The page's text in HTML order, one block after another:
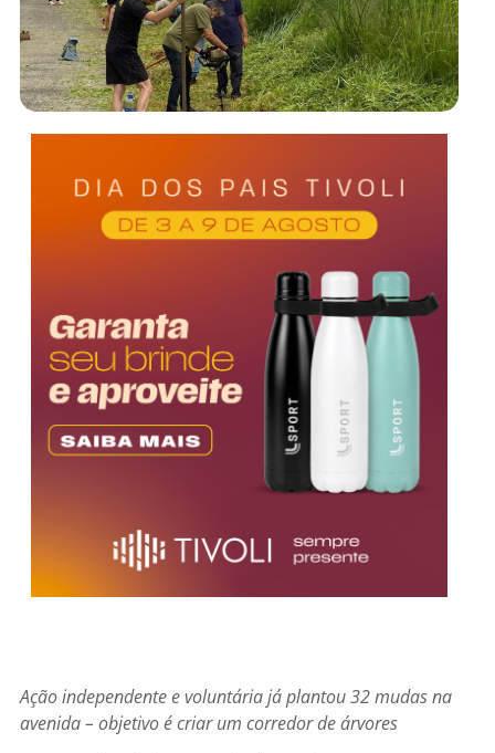
Ação independente e voluntária já plantou 32 mudas na
avenida – objetivo é criar um corredor de árvores